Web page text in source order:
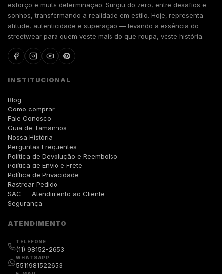
esforço e muita determinação. Surgiu do zero, entre desafios e
sonhos, transformando a realidade em estilo. Hoje, representa
atitude, autenticidade e superação — levando a essência do
streetwear para quem veste mais do que roupa, veste história.
INSTITUCIONAL
Blog
Como comprar
Fale Conosco
Guia de Tamanhos
Nossa História
Perguntas Frequentes
Política de Devolução e Reembolso
Política de Envio e Frete
Política de Privacidade
Rastrear Pedido
SAC — Atendimento ao Cliente
Segurança
ATENDIMENTO
TELEFONE
(11) 98152-2653
WHATSAPP
5511981522653